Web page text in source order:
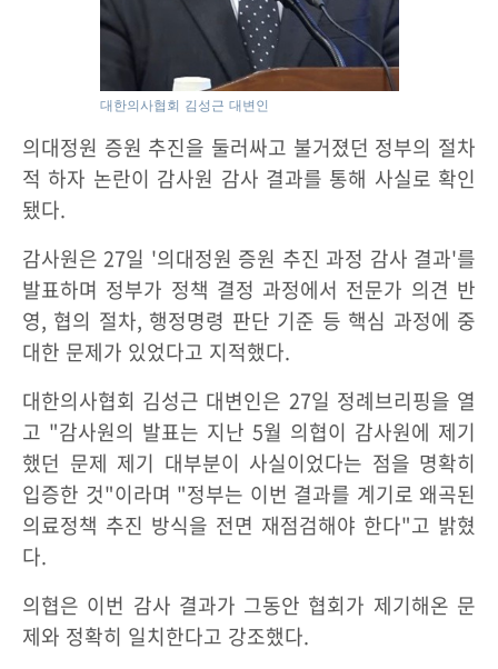
대한의사협회 김성근 대변인
의대정원 증원 추진을 둘러싸고 불거졌던 정부의 절차
적 하자 논란이 감사원 감사 결과를 통해 사실로 확인
됐다.
감사원은 27일 '의대정원 증원 추진 과정 감사 결과'를
발표하며 정부가 정책 결정 과정에서 전문가 의견 반
영, 협의 절차, 행정명령 판단 기준 등 핵심 과정에 중
대한 문제가 있었다고 지적했다.
대한의사협회 김성근 대변인은 27일 정례브리핑을 열
고 "감사원의 발표는 지난 5월 의협이 감사원에 제기
했던 문제 제기 대부분이 사실이었다는 점을 명확히
입증한 것"이라며 "정부는 이번 결과를 계기로 왜곡된
의료정책 추진 방식을 전면 재점검해야 한다"고 밝혔
다.
의협은 이번 감사 결과가 그동안 협회가 제기해온 문
제와 정확히 일치한다고 강조했다.